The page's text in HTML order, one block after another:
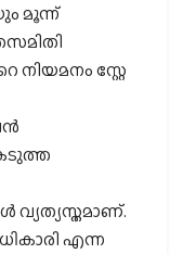
മൂന്ന്
നിയമനം സ്റ്റേ
വ്യത്യസ്തമാണ്.
എന്ന